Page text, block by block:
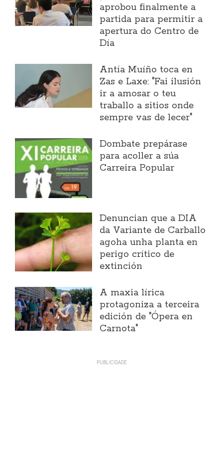
aprobou finalmente a
partida para permitir a
apertura do Centro de
Día
Antía Muíño toca en
Zas e Laxe: "Fai ilusión
ir a amosar o teu
traballo a sitios onde
sempre vas de lecer"
Dombate prepárase
para acoller a súa
Carreira Popular
Denuncian que a DIA
da Variante de Carballo
agoha unha planta en
perigo crítico de
extinción
A maxia lírica
protagoniza a terceira
edición de "Ópera en
Carnota"